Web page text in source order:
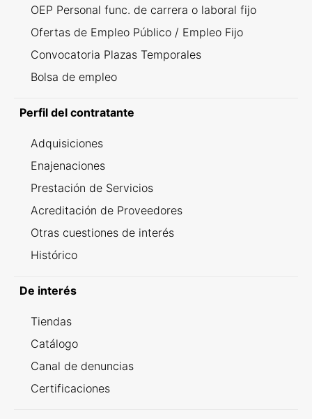
OEP Personal func. de carrera o laboral fijo
Ofertas de Empleo Público / Empleo Fijo
Convocatoria Plazas Temporales
Bolsa de empleo
Perfil del contratante
Adquisiciones
Enajenaciones
Prestación de Servicios
Acreditación de Proveedores
Otras cuestiones de interés
Histórico
De interés
Tiendas
Catálogo
Canal de denuncias
Certificaciones